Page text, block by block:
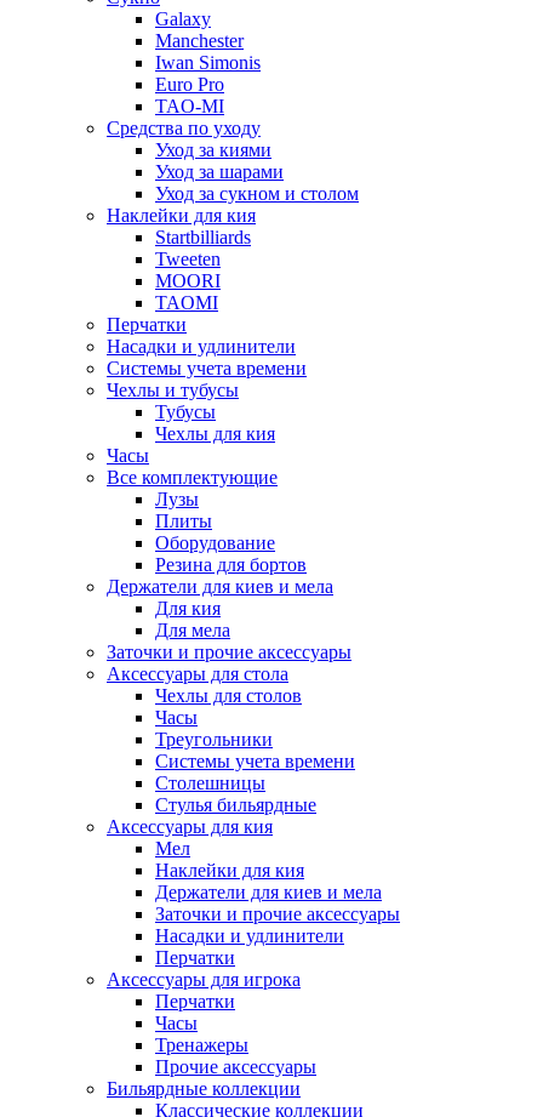
Galaxy
Manchester
Iwan Simonis
Euro Pro
TAO-MI
Средства по уходу
Уход за киями
Уход за шарами
Уход за сукном и столом
Наклейки для кия
Startbilliards
Tweeten
MOORI
TAOMI
Перчатки
Насадки и удлинители
Системы учета времени
Чехлы и тубусы
Тубусы
Чехлы для кия
Часы
Все комплектующие
Лузы
Плиты
Оборудование
Резина для бортов
Держатели для киев и мела
Для кия
Для мела
Заточки и прочие аксессуары
Аксессуары для стола
Чехлы для столов
Часы
Треугольники
Системы учета времени
Столешницы
Стулья бильярдные
Аксессуары для кия
Мел
Наклейки для кия
Держатели для киев и мела
Заточки и прочие аксессуары
Насадки и удлинители
Перчатки
Аксессуары для игрока
Перчатки
Часы
Тренажеры
Прочие аксессуары
Бильярдные коллекции
Классические коллекции